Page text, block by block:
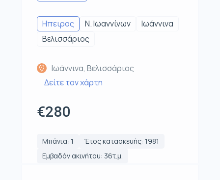
Ηπειρος Ν. Ιωαννίνων
Ιωάννινα
Βελισσάριος
Ιωάννινα, Βελισσάριος
Δείτε τον χάρτη
€280
Μπάνια: 1
Έτος κατασκευής: 1981
Εμβαδόν ακινήτου: 36τ.μ.